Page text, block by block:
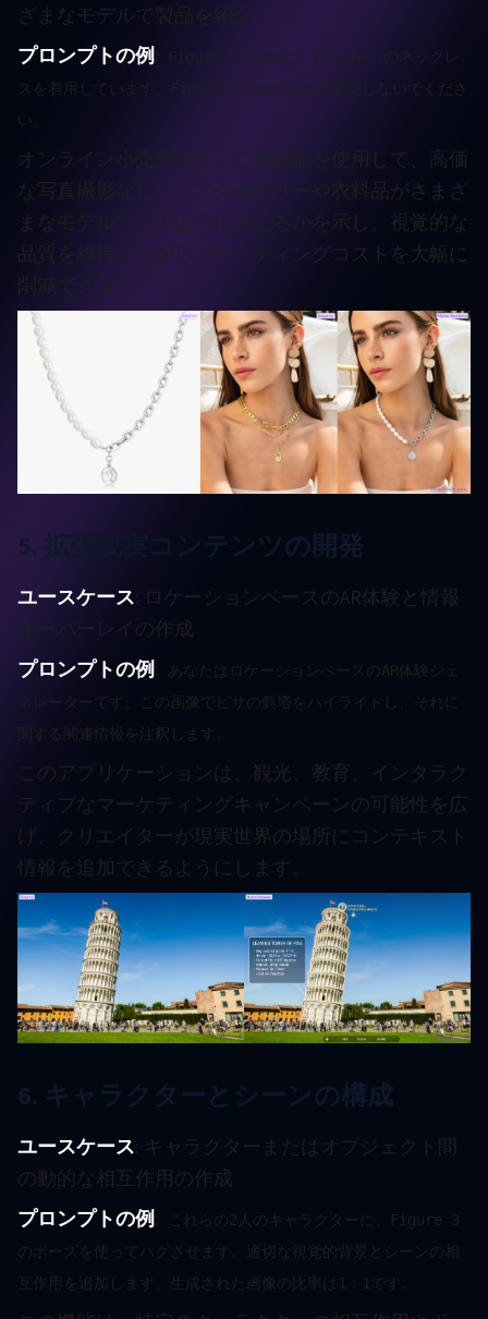
ざまなモデルで製品を紹介
プロンプトの例
Figure 2の女性は、Figure 1のネックレ
スを着用しています。Figure 2の他の詳細は変更しないでくださ
い。
オンライン小売業者は、この機能を使用して、高価
な写真撮影なしに、アクセサリーや衣料品がさまざ
まなモデルでどのように見えるかを示し、視覚的な
品質を維持しながらマーケティングコストを大幅に
削減できます。
5. 拡張現実コンテンツの開発
ユースケース : ロケーションベースのAR体験と情報
オーバーレイの作成
プロンプトの例:
あなたはロケーションベースのAR体験ジェ
ネレーターです。この画像でピサの斜塔をハイライトし、それに
関する関連情報を注釈します。
このアプリケーションは、観光、教育、インタラク
ティブなマーケティングキャンペーンの可能性を広
げ、クリエイターが現実世界の場所にコンテキスト
情報を追加できるようにします。
6. キャラクターとシーンの構成
ユースケース: キャラクターまたはオブジェクト間
の動的な相互作用の作成
プロンプトの例:
これらの2人のキャラクターに、Figure 3
のポーズを使ってハグさせます。適切な視覚的背景とシーンの相
互作用を追加します。生成された画像の比率は1：1です。